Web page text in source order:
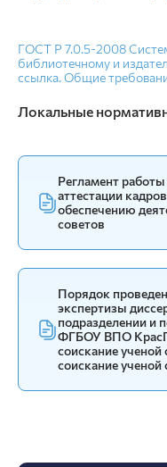
ГОСТ Р 7.0.5-2008
библиотечному и
ссылка. Общие
Локальные
Регламент
аттестации
обеспечению
советов
Порядок
экспертизы
подразделении и
ФГБОУ ВПО
соискание ученой
соискание ученой